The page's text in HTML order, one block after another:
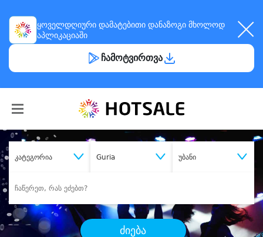
ყოველდღიური დამატებითი დანაზოგი მხოლოდ
აპლიკაციაში
ჩამოტვირთვა
კატეგორია Guria უბანი
ძიება